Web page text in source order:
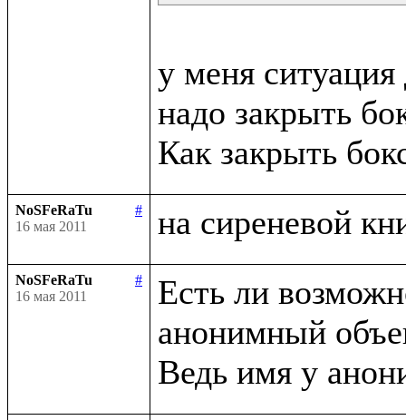
у меня
надо закрыть
NoSFeRaTu
#
16 мая 2011
NoSFeRaTu
#
16 мая 2011
Есть ли
анонимный